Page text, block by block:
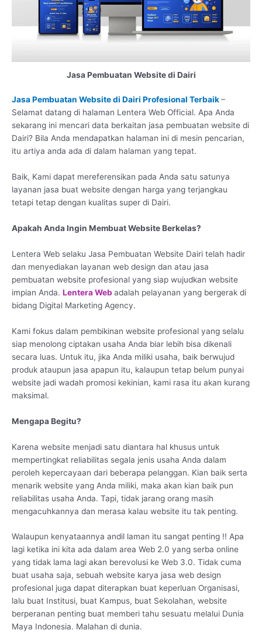
Jasa Pembuatan Website di Dairi
Jasa Pembuatan Website di Dairi Profesional Terbaik–
Selamat datang di halaman Lentera Web Official. Apa Anda
sekarang ini mencari data berkaitan jasa pembuatan website di
Dairi? Bila Anda mendapatkan halaman ini di mesin pencarian,
itu artiya anda ada di dalam halaman yang tepat.
Baik, Kami dapat mereferensikan pada Anda satu satunya
layanan jasa buat website dengan harga yang terjangkau
tetapi tetap dengan kualitas super di Dairi.
Apakah Anda Ingin Membuat Website Berkelas?
Lentera Web selaku Jasa Pembuatan Website Dairi telah hadir
dan menyediakan layanan web design dan atau jasa
pembuatan website profesional yang siap wujudkan website
impian Anda. Lentera Web adalah pelayanan yang bergerak di
bidang Digital Marketing Agency.
Kami fokus dalam pembikinan website profesional yang selalu
siap menolong ciptakan usaha Anda biar lebih bisa dikenali
secara luas. Untuk itu, jika Anda miliki usaha, baik berwujud
produk ataupun jasa apapun itu, kalaupun tetap belum punyai
website jadi wadah promosi kekinian, kami rasa itu akan kurang
maksimal.
Mengapa Begitu?
Karena website menjadi satu diantara hal khusus untuk
mempertingkat reliabilitas segala jenis usaha Anda dalam
peroleh kepercayaan dari beberapa pelanggan. Kian baik serta
menarik website yang Anda miliki, maka akan kian baik pun
reliabilitas usaha Anda. Tapi, tidak jarang orang masih
mengacuhkannya dan merasa kalau website itu tak penting.
Walaupun kenyataannya andil laman itu sangat penting !! Apa
lagi ketika ini kita ada dalam area Web 2.0 yang serba online
yang tidak lama lagi akan berevolusi ke Web 3.0. Tidak cuma
buat usaha saja, sebuah website karya jasa web design
profesional juga dapat diterapkan buat keperluan Organisasi,
lalu buat Institusi, buat Kampus, buat Sekolahan, website
berperanan penting buat memberi tahu sesuatu melalui Dunia
Maya Indonesia. Malahan di dunia.